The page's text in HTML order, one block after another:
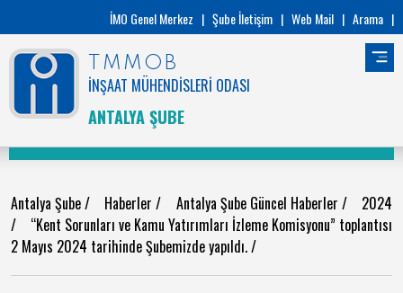
İMO Genel Merkez | Şube İletişim | Web Mail | Arama |
TMMOB
İNŞAAT MÜHENDİSLERİ ODASI
ANTALYA ŞUBE
Antalya Şube/ Haberler/ Antalya Şube Güncel Haberler / 2024
/ “Kent Sorunları ve Kamu Yatırımları İzleme Komisyonu” toplantısı
2 Mayıs 2024 tarihinde Şubemizde yapıldı./